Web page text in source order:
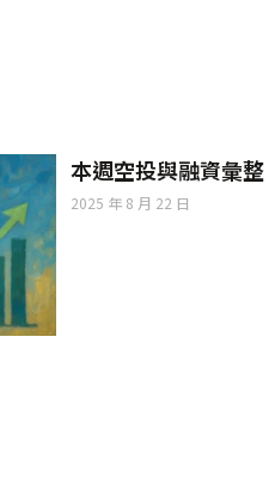
本週空投與融資彙
2025 年 8 月 22 日